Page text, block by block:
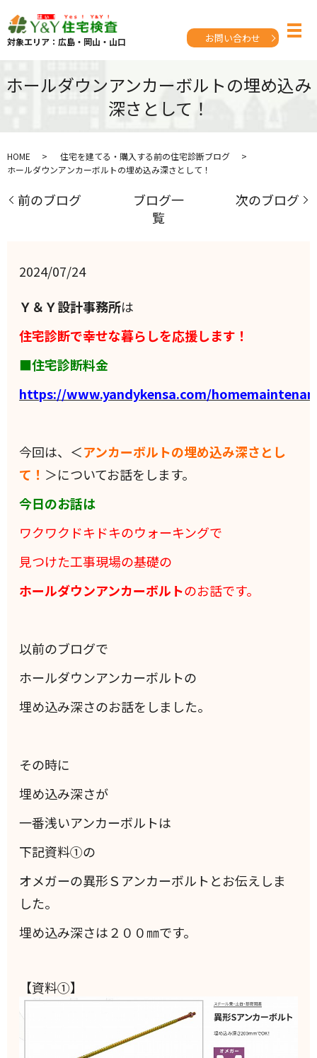
対象エリア：広島・岡山・山口 お問い合わせ
ホールダウンアンカーボルトの埋め込み
深さとして！
HOME
住宅を建てる・購入する前の住宅診断ブログ
ホールダウンアンカーボルトの埋め込み深さとして！
前のブログ
ブログ一
覧
次のブログ
2024/07/24
Ｙ＆Ｙ設計事務所は
住宅診断で幸せな暮らしを応援します！
■住宅診断料金
https://www.yandykensa.com/
今回は、＜アンカーボルトの埋め込み深さとし
て！ ＞についてお話をします。
今日のお話は
ワクワクドキドキのウォーキングで
見つけた工事現場の基礎の
ホールダウンアンカーボルトのお話です。
以前のブログで
ホールダウンアンカーボルトの
埋め込み深さのお話をしました。
その時に
埋め込み深さが
一番浅いアンカーボルトは
下記資料①の
オメガーの異形Ｓアンカーボルトとお伝えしま
した。
埋め込み深さは２００㎜です。
【資料①】